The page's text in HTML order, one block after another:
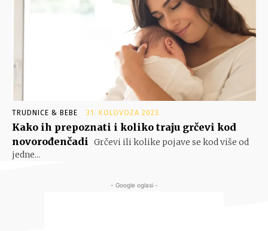
TRUDNICE & BEBE 31. KOLOVOZA 2023.
Kako ih prepoznati i koliko traju grčevi kod
novorođenčadi Grčevi ili kolike pojave se kod više od
jedne...
- Google oglasi -